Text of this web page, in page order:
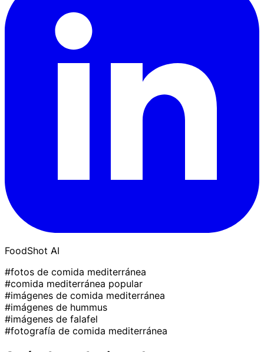
FoodShot AI
#fotos de comida mediterránea
#comida mediterránea popular
#imágenes de comida mediterránea
#imágenes de hummus
#imágenes de falafel
#fotografía de comida mediterránea